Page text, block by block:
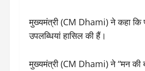
मुख्यमंत्री (CM Dhami) ने कहा कि
उपलब्धियां हासिल की हैं।
मुख्यमंत्री (CM Dhami) ने “मन की